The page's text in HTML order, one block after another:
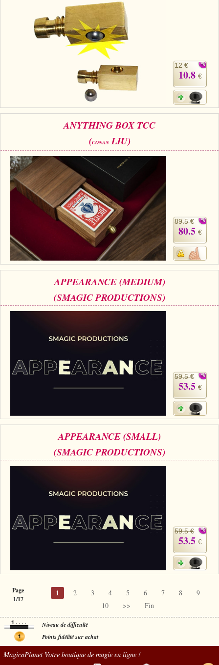
12 €
10.8 €
ANYTHING BOX TCC
(CONANLIU)
89.5 €
80.5 €
APPEARANCE (MEDIUM)
(SMAGIC PRODUCTIONS)
59.5 €
53.5 €
APPEARANCE (SMALL)
(SMAGIC PRODUCTIONS)
59.5 €
53.5 €
Page
1/17
1 2 3 4 5 6 7 8
9
10
>> Fin
Niveau de difficulté
Points fidélité sur achat
MagicaPlanetVotre boutique de magie en ligne !